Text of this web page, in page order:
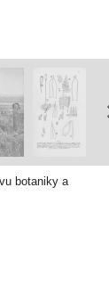
botaniky a